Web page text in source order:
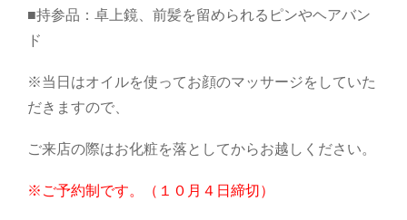
■持参品：卓上鏡、前髪を留められるピンやヘアバン
ド
※当日はオイルを使ってお顔のマッサージをしていた
だきますので、
ご来店の際はお化粧を落としてからお越しください。
※ご予約制です。（１０月４日締切）